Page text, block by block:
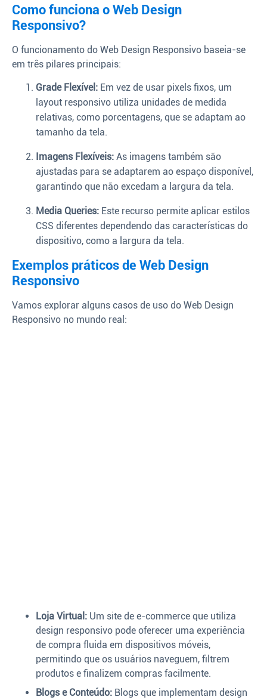
Como funciona o Web Design
Responsivo?
O funcionamento do Web Design Responsivo baseia-se
em três pilares principais:
Grade Flexível: Em vez de usar pixels fixos, um
layout responsivo utiliza unidades de medida
relativas, como porcentagens, que se adaptam ao
tamanho da tela.
Imagens Flexíveis: As imagens também são
ajustadas para se adaptarem ao espaço disponível,
garantindo que não excedam a largura da tela.
Media Queries: Este recurso permite aplicar estilos
CSS diferentes dependendo das características do
dispositivo, como a largura da tela.
Exemplos práticos de Web Design
Responsivo
Vamos explorar alguns casos de uso do Web Design
Responsivo no mundo real:
Loja Virtual: Um site de e-commerce que utiliza
design responsivo pode oferecer uma experiência
de compra fluida em dispositivos móveis,
permitindo que os usuários naveguem, filtrem
produtos e finalizem compras facilmente.
Blogs e Conteúdo: Blogs que implementam design